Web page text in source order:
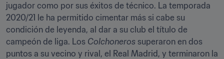
jugador como por sus éxitos de técnico. La temporada
2020/21 le ha permitido cimentar más si cabe su
condición de leyenda, al dar a su club el título de
campeón de liga. Los Colchoneros superaron en dos
puntos a su vecino y rival, el Real Madrid, y terminaron la